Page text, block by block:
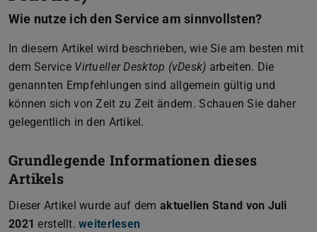
Wie nutze ich den Service am sinnvollsten?
In diesem Artikel wird beschrieben, wie Sie am besten mit
dem Service Virtueller Desktop (vDesk) arbeiten. Die
genannten Empfehlungen sind allgemein gültig und
können sich von Zeit zu Zeit ändern. Schauen Sie daher
gelegentlich in den Artikel.
Grundlegende Informationen dieses
Artikels
Dieser Artikel wurde auf demaktuellen Stand von Juli
2021 erstellt.weiterlesen